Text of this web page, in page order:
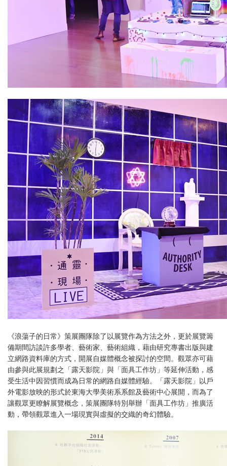
《浪蕩子的日常》策展團隊除了以展覽作為方法之外，更於展覽籌
備期間訪談許多學者、藝術家、藝術組織，藉由研究專書出版與建
立網路資料庫的方式，開展自媒體概念被探討的空間。觀眾亦可藉
由參與此展規劃之「露天影院」與「面具工作坊」等延伸活動，感
受生活中因習慣而成為日常的網路自媒體經驗。「露天影院」以戶
外電影放映的形式於東海大學美術系系館及藝術中心展開，而為了
讓觀眾更瞭解展覽概念，策展團隊特別舉辦「面具工作坊」推廣活
動，帶領觀眾進入一場現實與虛擬的交織的奇幻體驗。